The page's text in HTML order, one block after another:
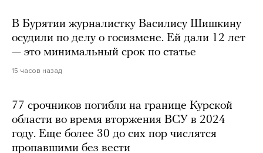
В Бурятии журналистку Василису Шишкину
осудили по делу о госизмене. Ей дали 12 лет
— это минимальный срок по статье
15 часов назад
77 срочников погибли на границе Курской
области во время вторжения ВСУ в 2024
году. Еще более 30 до сих пор числятся
пропавшими без вести